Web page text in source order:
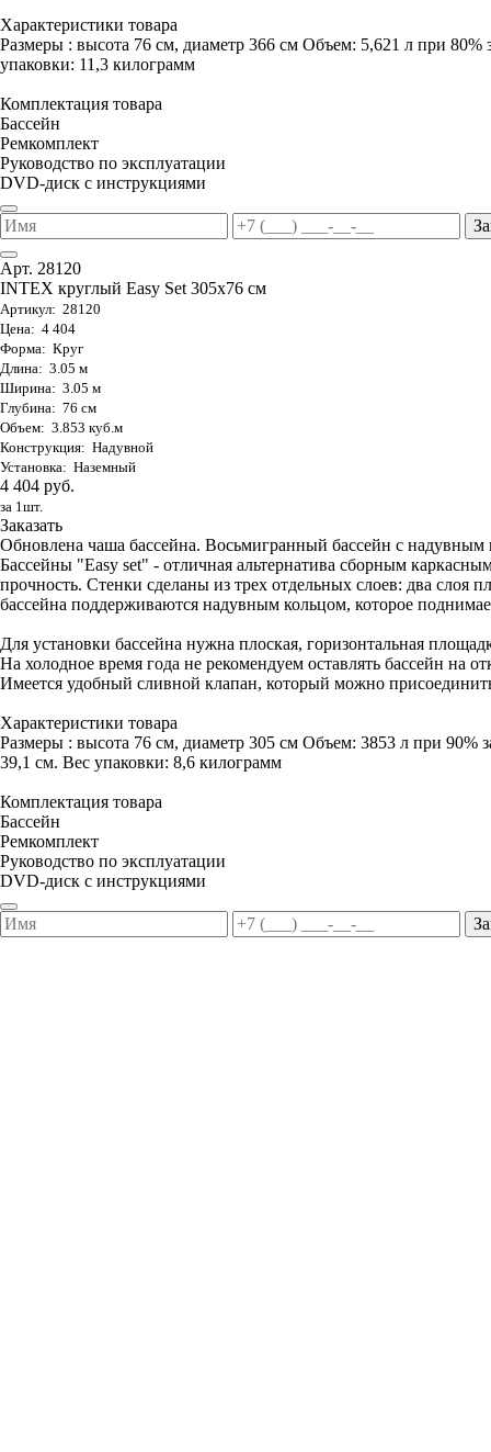
Характеристики товара
Размеры : высота 76 см, диаметр 366 см Объем: 5,621 л при
упаковки: 11,3 килограмм
Комплектация товара
Бассейн
Ремкомплект
Руководство по эксплуатации
DVD-диск с инструкциями
Арт. 28120
INTEX круглый Easy Set 305х76 см
Артикул: 28120
Цена: 4 404
Форма: Круг
Длина: 3.05 м
Ширина: 3.05 м
Глубина: 76 см
Объем: 3.853 куб.м
Конструкция: Надувной
Установка: Наземный
4 404 руб.
за 1шт.
Заказать
Обновлена чаша бассейна. Восьмигранный бассейн с надувным
Бассейны "Easy set" - отличная альтернатива сборным
прочность. Стенки сделаны из трех отдельных слоев: два
бассейна поддерживаются надувным кольцом, которое
Для установки бассейна нужна плоская, горизонтальная
На холодное время года не рекомендуем оставлять бассейн на
Имеется удобный сливной клапан, который можно
Характеристики товара
Размеры : высота 76 см, диаметр 305 см Объем: 3853 л при 90%
39,1 см. Вес упаковки: 8,6 килограмм
Комплектация товара
Бассейн
Ремкомплект
Руководство по эксплуатации
DVD-диск с инструкциями